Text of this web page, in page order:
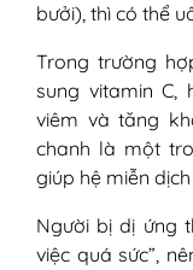
bưởi), thì có thể
Trong trường
sung vitamin
viêm và tăng
chanh là một
giúp hệ miễn
Người bị dị ứng
việc quá sức”,